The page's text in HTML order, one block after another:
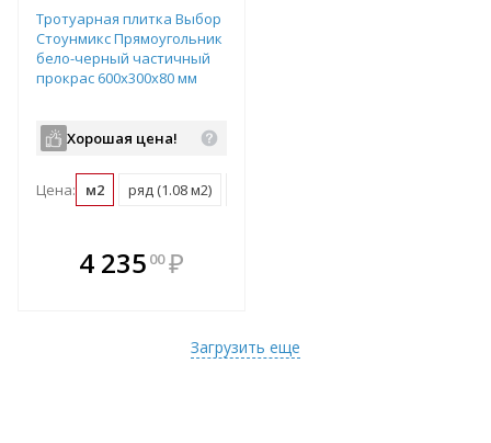
Тротуарная плитка Выбор
Стоунмикс Прямоугольник
бело-черный частичный
прокрас 600х300х80 мм
Хорошая цена!
Цена: м2 ряд (1.08 м2)
4 235 00 ₽
Загрузить еще